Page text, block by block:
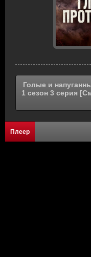
Голые и
1 сезон 3 серия
Плеер